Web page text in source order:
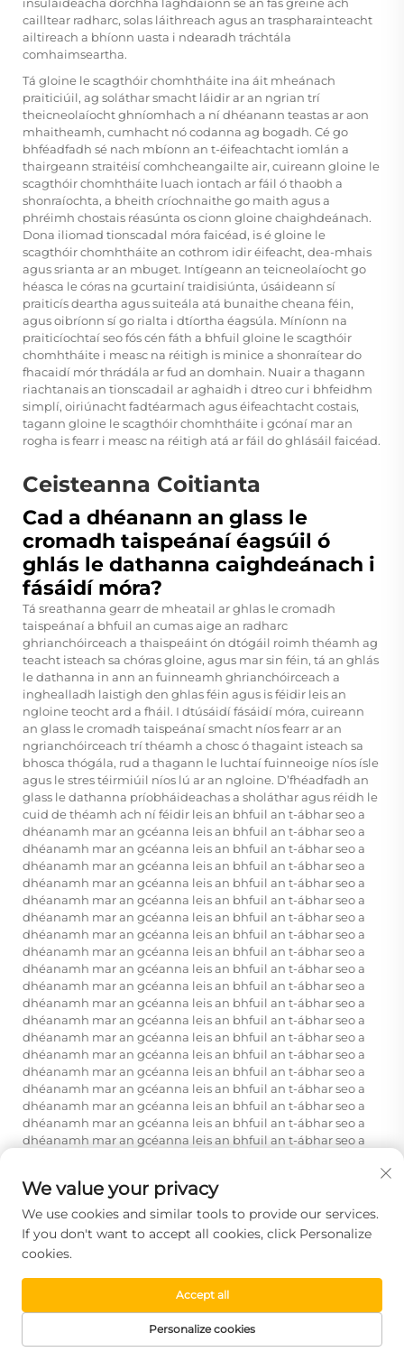
insuláideacha dorchha laghdaíonn sé an fás gréine ach
cailltear radharc, solas láithreach agus an traspharainteacht
ailtireach a bhíonn uasta i ndearadh tráchtála
comhaimseartha.
Tá gloine le scagthóir chomhtháite ina áit mheánach
praiticiúil, ag soláthar smacht láidir ar an ngrian trí
theicneolaíocht ghníomhach a ní dhéanann teastas ar aon
mhaitheamh, cumhacht nó codanna ag bogadh. Cé go
bhféadfadh sé nach mbíonn an t-éifeachtacht iomlán a
thairgeann straitéisí comhcheangailte air, cuireann gloine le
scagthóir chomhtháite luach iontach ar fáil ó thaobh a
shonraíochta, a bheith críochnaithe go maith agus a
phréimh chostais réasúnta os cionn gloine chaighdeánach.
Dona iliomad tionscadal móra faicéad, is é gloine le
scagthóir chomhtháite an cothrom idir éifeacht, dea-mhais
agus srianta ar an mbuget. Intígeann an teicneolaíocht go
héasca le córas na gcurtainí traidisiúnta, úsáideann sí
praiticís deartha agus suiteála atá bunaithe cheana féin,
agus oibríonn sí go rialta i dtíortha éagsúla. Míníonn na
praiticíochtaí seo fós cén fáth a bhfuil gloine le scagthóir
chomhtháite i measc na réitigh is minice a shonraítear do
fhacaidí mór thrádála ar fud an domhain. Nuair a thagann
riachtanais an tionscadail ar aghaidh i dtreo cur i bhfeidhm
simplí, oiriúnacht fadtéarmach agus éifeachtacht costais,
tagann gloine le scagthóir chomhtháite i gcónaí mar an
rogha is fearr i measc na réitigh atá ar fáil do ghlásáil faicéad.
Ceisteanna Coitianta
Cad a dhéanann an glass le
cromadh taispeánaí éagsúil ó
ghlás le dathanna caighdeánach i
fásáidí móra?
Tá sreathanna gearr de mheatail ar ghlas le cromadh
taispeánaí a bhfuil an cumas aige an radharc
ghrianchóirceach a thaispeáint ón dtógáil roimh théamh ag
teacht isteach sa chóras gloine, agus mar sin féin, tá an ghlás
le dathanna in ann an fuinneamh ghrianchóirceach a
inghealladh laistigh den ghlas féin agus is féidir leis an
ngloine teocht ard a fháil. I dtúsáidí fásáidí móra, cuireann
an glass le cromadh taispeánaí smacht níos fearr ar an
ngrianchóirceach trí théamh a chosc ó thagaint isteach sa
bhosca thógála, rud a thagann le luchtaí fuinneoige níos ísle
agus le stres téirmiúil níos lú ar an ngloine. D’fhéadfadh an
glass le dathanna príobháideachas a sholáthar agus réidh le
cuid de théamh ach ní féidir leis an bhfuil an t-ábhar seo a
dhéanamh mar an gcéanna leis an bhfuil an t-ábhar seo a
dhéanamh mar an gcéanna leis an bhfuil an t-ábhar seo a
dhéanamh mar an gcéanna leis an bhfuil an t-ábhar seo a
dhéanamh mar an gcéanna leis an bhfuil an t-ábhar seo a
dhéanamh mar an gcéanna leis an bhfuil an t-ábhar seo a
dhéanamh mar an gcéanna leis an bhfuil an t-ábhar seo a
dhéanamh mar an gcéanna leis an bhfuil an t-ábhar seo a
dhéanamh mar an gcéanna leis an bhfuil an t-ábhar seo a
dhéanamh mar an gcéanna leis an bhfuil an t-ábhar seo a
dhéanamh mar an gcéanna leis an bhfuil an t-ábhar seo a
dhéanamh mar an gcéanna leis an bhfuil an t-ábhar seo a
dhéanamh mar an gcéanna leis an bhfuil an t-ábhar seo a
dhéanamh mar an gcéanna leis an bhfuil an t-ábhar seo a
dhéanamh mar an gcéanna leis an bhfuil an t-ábhar seo a
dhéanamh mar an gcéanna leis an bhfuil an t-ábhar seo a
dhéanamh mar an gcéanna leis an bhfuil an t-ábhar seo a
dhéanamh mar an gcéanna leis an bhfuil an t-ábhar seo a
dhéanamh mar an gcéanna leis an bhfuil an t-ábhar seo a
dhéanamh mar an gcéanna leis an bhfuil an t-ábhar seo a
dhéanamh mar an gcéanna leis an bhfuil an t-áb......
Conas a bhíonn an glass le
cromadh taispeánaí ag feidhmiú i
gcóras aeráide ina bhfuil séasúir
teasa agus fuinneoige ann?
I gclimidí measctha le séasúir teasa agus fuaraithe aonair, tá
gloine le códáil thaispeánta fós oiriúnach ach tá gá le sainiú
LEATHANACH
We value your privacy
We use cookies and similar tools to provide our services.
If you don't want to accept all cookies, click Personalize
cookies.
Personalize cookies
Accept all